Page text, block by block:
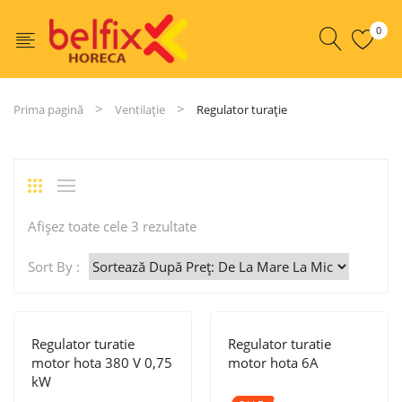
0
Prima pagină Ventilație Regulator turație
Afișez toate cele 3 rezultateSortat
după
preț:
Sort By :
Regulator turatie
motor hota 380 V 0,75
kW
Regulator turatie
motor hota 6A